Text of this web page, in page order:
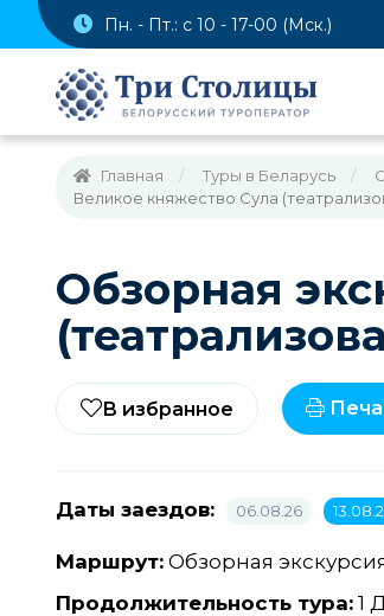
Пн. - Пт.: с 10 - 17-00 (Мск.)
Главная Туры в Беларусь
Великое княжество Сула
Обзорная
В избранное
Даты заездов: 06.08.26
Маршрут: Обзорная
Продолжительность тура: 1